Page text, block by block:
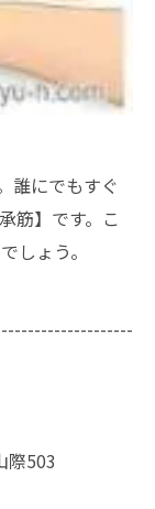
誰にでもすぐ
筋】です。こ
しょう。
際503